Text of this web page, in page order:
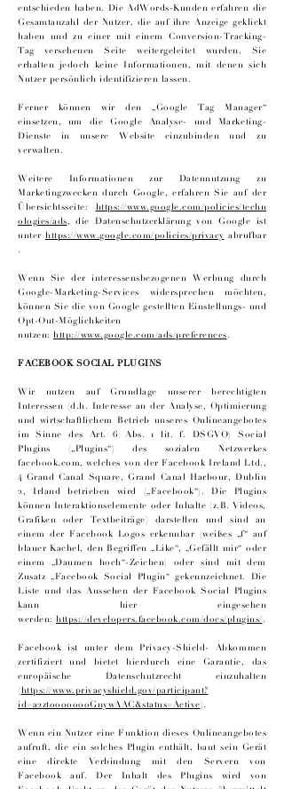
entschieden haben. Die AdWords-Kunden erfahren die
Gesamtanzahl der Nutzer, die auf ihre Anzeige geklickt
haben und zu einer mit einem Conversion-Tracking-
Tag versehenen Seite weitergeleitet wurden. Sie
erhalten jedoch keine Informationen, mit denen sich
Nutzer persönlich identifizieren lassen.
Ferner können wir den „Google Tag Manager“
einsetzen, um die Google Analyse- und Marketing-
Dienste in unsere Website einzubinden und zu
verwalten.
Weitere Informationen zur Datennutzung zu
Marketingzwecken durch Google, erfahren Sie auf der
Übersichtsseite: https://www.google.com/policies/techn
ologies/ads, die Datenschutzerklärung von Google ist
unter https://www.google.com/policies/privacy abrufbar
.
Wenn Sie der interessensbezogenen Werbung durch
Google-Marketing-Services widersprechen möchten,
können Sie die von Google gestellten Einstellungs- und
Opt-Out-Möglichkeiten
nutzen: http://www.google.com/ads/preferences.
FACEBOOK SOCIAL PLUGINS
Wir nutzen auf Grundlage unserer berechtigten
Interessen (d.h. Interesse an der Analyse, Optimierung
und wirtschaftlichem Betrieb unseres Onlineangebotes
im Sinne des Art. 6 Abs. 1 lit. f. DSGVO) Social
Plugins („Plugins“) des sozialen Netzwerkes
facebook.com, welches von der Facebook Ireland Ltd.,
4 Grand Canal Square, Grand Canal Harbour, Dublin
2, Irland betrieben wird („Facebook“). Die Plugins
können Interaktionselemente oder Inhalte (z.B. Videos,
Grafiken oder Textbeiträge) darstellen und sind an
einem der Facebook Logos erkennbar (weißes „f“ auf
blauer Kachel, den Begriffen „Like“, „Gefällt mir“ oder
einem „Daumen hoch“-Zeichen) oder sind mit dem
Zusatz „Facebook Social Plugin“ gekennzeichnet. Die
Liste und das Aussehen der Facebook Social Plugins
kann hier eingesehen
werden: https://developers.facebook.com/docs/plugins/.
Facebook ist unter dem Privacy-Shield- Abkommen
zertifiziert und bietet hierdurch eine Garantie, das
europäische Datenschutzrecht einzuhalten
(https://www.privacyshield.gov/participant?
id=a2zt0000000GnywAAC&status=Active).
Wenn ein Nutzer eine Funktion dieses Onlineangebotes
aufruft, die ein solches Plugin enthält, baut sein Gerät
eine direkte Verbindung mit den Servern von
Facebook auf. Der Inhalt des Plugins wird von